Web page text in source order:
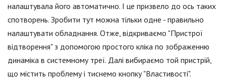
налаштувала його автоматично. І це призвело до ось таких
спотворень. Зробити тут можна тільки одне - правильно
налаштувати обладнання. Отже, відкриваємо "Пристрої
відтворення" з допомогою простого кліка по зображенню
динаміка в системному треї. Далі вибираємо той пристрій,
що містить проблему і тиснемо кнопку "Властивості".